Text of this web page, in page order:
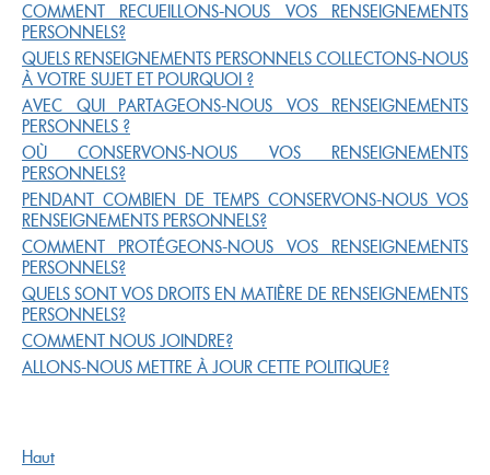
COMMENT RECUEILLONS-NOUS VOS RENSEIGNEMENTS
PERSONNELS?
QUELS RENSEIGNEMENTS PERSONNELS COLLECTONS-NOUS
À VOTRE SUJET ET POURQUOI ?
AVEC QUI PARTAGEONS-NOUS VOS RENSEIGNEMENTS
PERSONNELS ?
OÙ CONSERVONS-NOUS VOS RENSEIGNEMENTS
PERSONNELS?
PENDANT COMBIEN DE TEMPS CONSERVONS-NOUS VOS
RENSEIGNEMENTS PERSONNELS?
COMMENT PROTÉGEONS-NOUS VOS RENSEIGNEMENTS
PERSONNELS?
QUELS SONT VOS DROITS EN MATIÈRE DE RENSEIGNEMENTS
PERSONNELS?
COMMENT NOUS JOINDRE?
ALLONS-NOUS METTRE À JOUR CETTE POLITIQUE?
Haut